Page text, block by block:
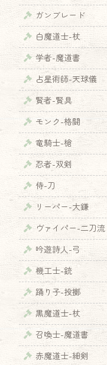
♦
ガンブレード
白魔道士-杖
学者-魔道書
占星術師-天球儀
賢者-賢具
モンク-格闘
竜騎士-槍
忍者-双剣
侍-刀
リーパー-大鎌
ヴァイパー-二刀流
吟遊詩人-弓
機工士-銃
踊り子-投擲
黒魔道士-杖
召喚士-魔道書
赤魔道士-細剣